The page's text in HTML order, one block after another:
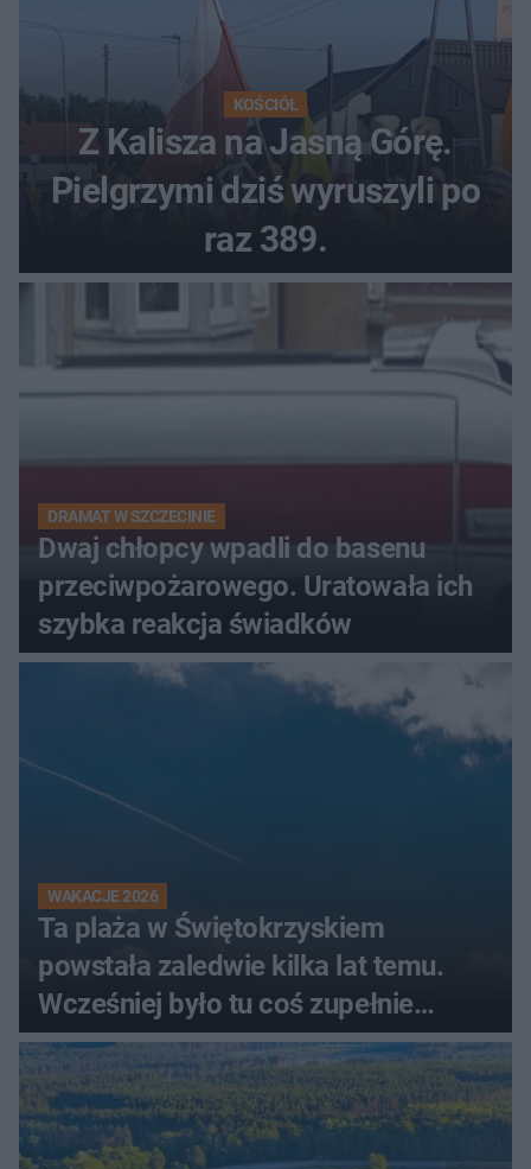
KOŚCIÓŁ
Z Kalisza na Jasną Górę.
Pielgrzymi dziś wyruszyli po
raz 389.
DRAMAT W SZCZECINIE
Dwaj chłopcy wpadli do basenu
przeciwpożarowego. Uratowała ich
szybka reakcja świadków
WAKACJE 2026
Ta plaża w Świętokrzyskiem
powstała zaledwie kilka lat temu.
Wcześniej było tu coś zupełnie
innego